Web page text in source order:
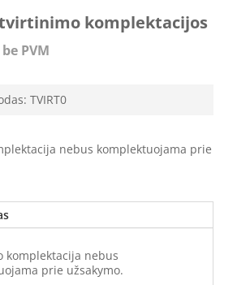
komplektacijos
PVM
TVIRT0
nebus komplektuojama prie
komplektacija nebus
prie užsakymo.